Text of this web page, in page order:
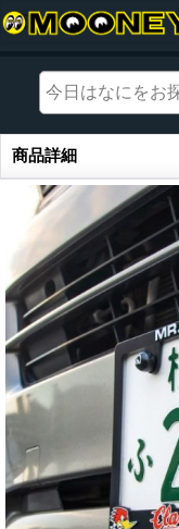
商品詳細
商品詳細